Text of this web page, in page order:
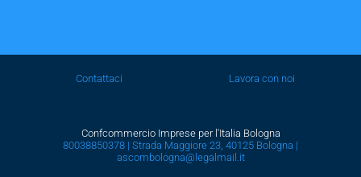
Contattaci Lavora con noi
Confcommercio Imprese per l'Italia Bologna
80038850378 | Strada Maggiore 23, 40125 Bologna |
ascombologna@legalmail.it